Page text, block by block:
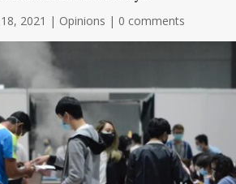
2021 | Opinions | 0 comments